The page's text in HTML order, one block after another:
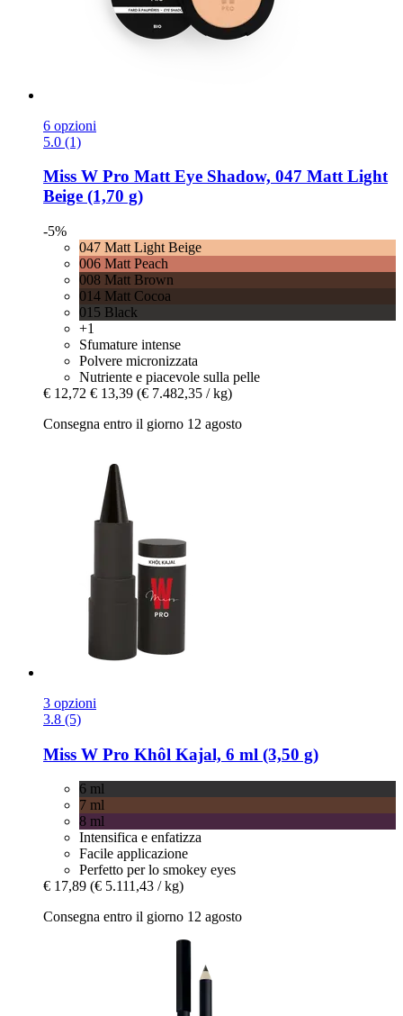
6 opzioni
5.0 (1)
Miss W Pro Matt Eye Shadow, 047 Matt Light
Beige (1,70 g)
-5%
047 Matt Light Beige
006 Matt Peach
008 Matt Brown
014 Matt Cocoa
015 Black
+1
Sfumature intense
Polvere micronizzata
Nutriente e piacevole sulla pelle
€ 12,72 € 13,39 (€ 7.482,35 / kg)
Consegna entro il giorno 12 agosto
3 opzioni
3.8 (5)
Miss W Pro Khôl Kajal, 6 ml (3,50 g)
6 ml
7 ml
8 ml
Intensifica e enfatizza
Facile applicazione
Perfetto per lo smokey eyes
€ 17,89 (€ 5.111,43 / kg)
Consegna entro il giorno 12 agosto